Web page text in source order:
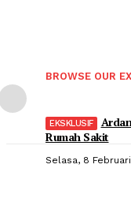
BROWSE OUR
Rumah Sakit
Selasa, 8